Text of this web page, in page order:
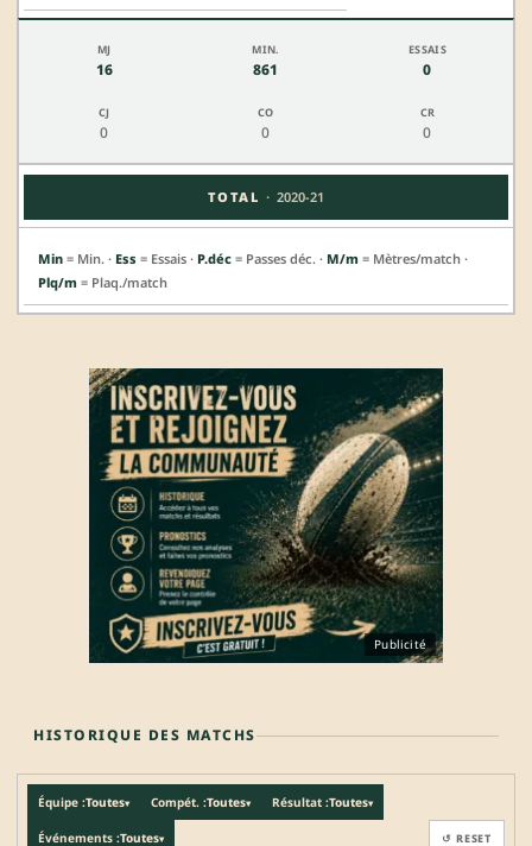
16 861 0
0 0 0
TOTAL · 2020-21
Min = Min. · Ess = Essais · P.déc = Passes déc. · M/m = Mètres/match ·
Plq/m = Plaq./match
Publicité
HISTORIQUE DES MATCHS
Équipe :Toutes▾ Compét. :Toutes▾ Résultat :Toutes▾
Événements :Toutes▾ ↺ RESET